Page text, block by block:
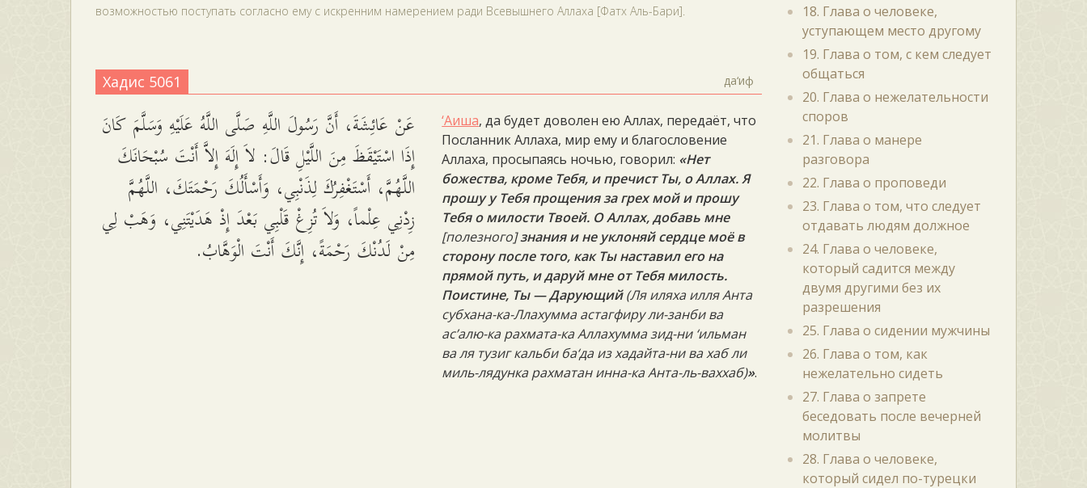
возможностью поступать согласно ему с искренним намерением ради Всевышнего Аллаха [Фатх Аль-Бари].
Хадис 5061 да‘иф
عَنْ عَائِشَةَ، أَنَّ رَسُولَ اللَّهِ صَلَّى اللَّهُ عَلَيْهِ وَسَلَّمَ كَانَ
إِذَا اسْتَيْقَظَ مِنَ اللَّيْلِ قَالَ: لاَ إِلَهَ إِلاَّ أَنْتَ سُبْحَانَكَ
اللَّهُمَّ، أَسْتَغْفِرُكَ لِذَنْبِي، وَأَسْأَلُكَ رَحْمَتَكَ، اللَّهُمَّ
زِدْنِي عِلْماً، وَلاَ تُزِغْ قَلْبِي بَعْدَ إِذْ هَدَيْتَنِي، وَهَبْ لِي
مِنْ لَدُنْكَ رَحْمَةً، إِنَّكَ أَنْتَ الْوَهَّابُ.
‘Аиша, да будет доволен ею Аллах, передаёт, что
Посланник Аллаха, мир ему и благословение
Аллаха, просыпаясь ночью, говорил: «Нет
божества, кроме Тебя, и пречист Ты, о Аллах. Я
прошу у Тебя прощения за грех мой и прошу
Тебя о милости Твоей. О Аллах, добавь мне
[полезного]знания и не уклоняй сердце моё в
сторону после того, как Ты наставил его на
прямой путь, и даруй мне от Тебя милость.
Поистине, Ты — Дарующий(Ля иляха илля Анта
субхана-ка-Ллахумма астагфиру ли-занби ва
ас’алю-ка рахмата-ка Аллахумма зид-ни ‘ильман
ва ля тузиг кальби ба‘да из хадайта-ни ва хаб ли
миль-лядунка рахматан инна-ка Анта-ль-ваххаб)».
18. Глава о человеке,
уступающем место другому
19. Глава о том, с кем следует
общаться
20. Глава о нежелательности
споров
21. Глава о манере
разговора
22. Глава о проповеди
23. Глава о том, что следует
отдавать людям должное
24. Глава о человеке,
который садится между
двумя другими без их
разрешения
25. Глава о сидении мужчины
26. Глава о том, как
нежелательно сидеть
27. Глава о запрете
беседовать после вечерней
молитвы
28. Глава о человеке,
который сидел по-турецки